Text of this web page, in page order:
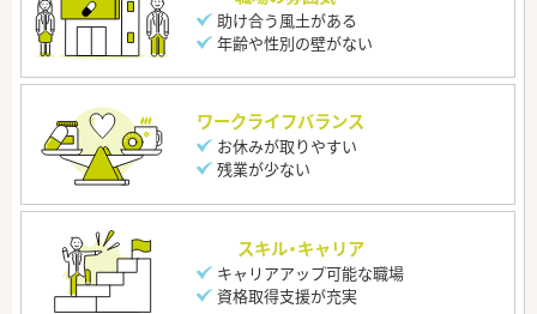
助け合う風土がある
年齢や性別の壁がない
ワークライフバランス
お休みが取りやすい
残業が少ない
スキル・キャリア
キャリアアップ可能な職場
資格取得支援が充実